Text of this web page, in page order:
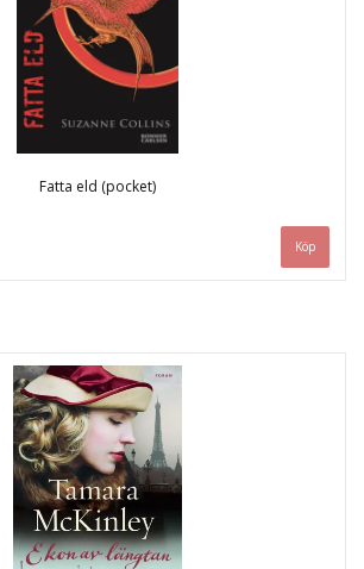
Fatta eld (pocket)